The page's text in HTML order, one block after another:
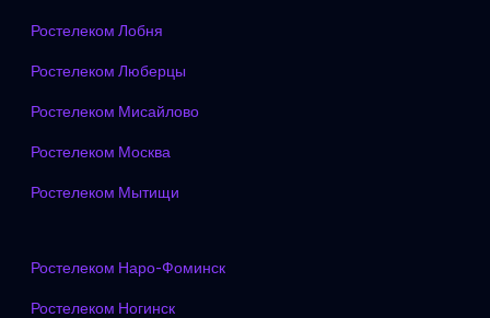
Ростелеком Лобня
Ростелеком Люберцы
Ростелеком Мисайлово
Ростелеком Москва
Ростелеком Мытищи
Ростелеком Наро-Фоминск
Ростелеком Ногинск